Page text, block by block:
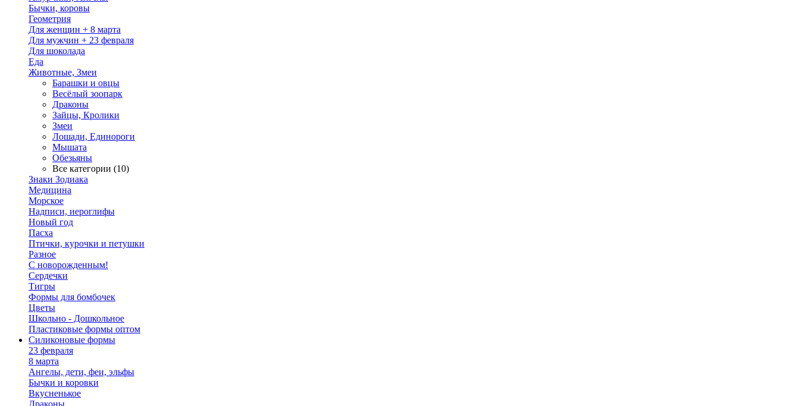
Бычки, коровы
Геометрия
Для женщин + 8 марта
Для мужчин + 23 февраля
Для шоколада
Еда
Животные, Змеи
Барашки и овцы
Весёлый зоопарк
Драконы
Зайцы, Кролики
Змеи
Лошади, Единороги
Мышата
Обезьяны
Все категории (10)
Знаки Зодиака
Медицина
Морское
Надписи, иероглифы
Новый год
Пасха
Птички, курочки и петушки
Разное
С новорожденным!
Сердечки
Тигры
Формы для бомбочек
Цветы
Школьно - Дошкольное
Пластиковые формы оптом
Силиконовые формы
23 февраля
8 марта
Ангелы, дети, феи, эльфы
Бычки и коровки
Вкусненькое
Драконы